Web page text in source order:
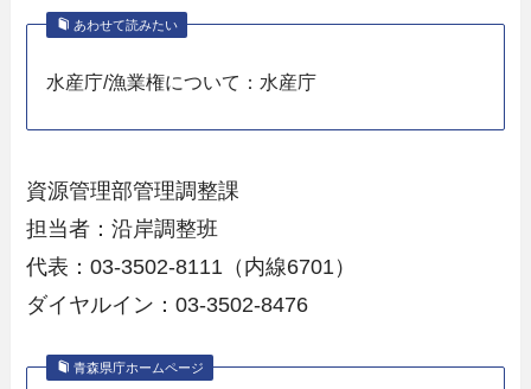
あわせて読みたい
水産庁/漁業権について：水産庁
資源管理部管理調整課
担当者：沿岸調整班
代表：03-3502-8111（内線6701）
ダイヤルイン：03-3502-8476
青森県庁ホームページ